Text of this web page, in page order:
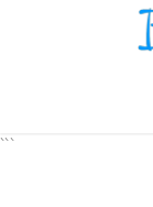
```